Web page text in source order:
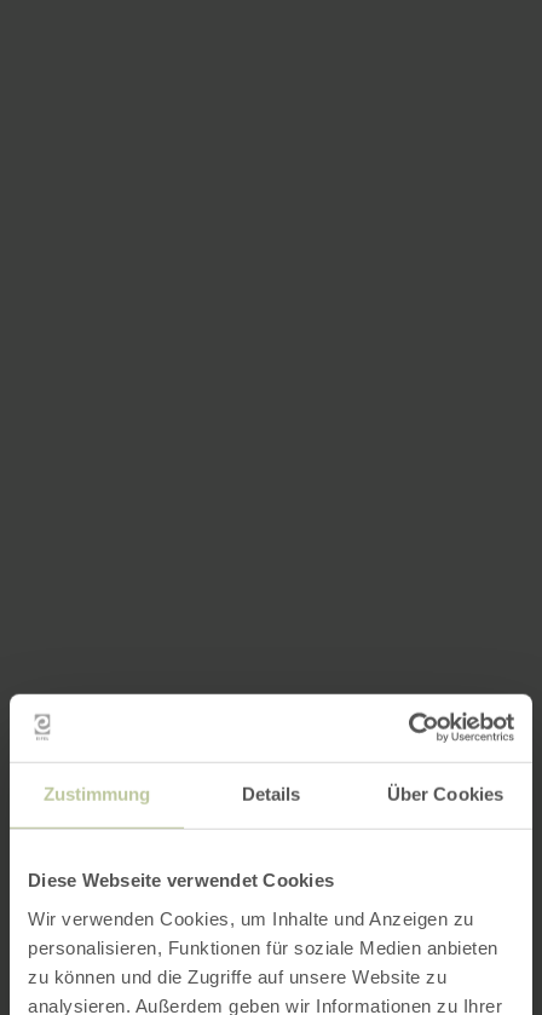
Zustimmung Details Über Cookies
Diese Webseite verwendet Cookies
Wir verwenden Cookies, um Inhalte und Anzeigen zu
personalisieren, Funktionen für soziale Medien anbieten
zu können und die Zugriffe auf unsere Website zu
analysieren. Außerdem geben wir Informationen zu Ihrer